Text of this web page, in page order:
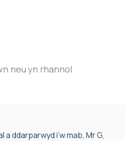
neu yn rhannol
a ddarparwyd i’w mab, Mr G,